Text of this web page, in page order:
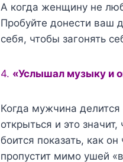
А когда женщину не
Пробуйте донести ваш
себя, чтобы загонять
4. «Услышал музыку и
Когда мужчина
открыться и это
боится показать, как
пропустит мимо ушей